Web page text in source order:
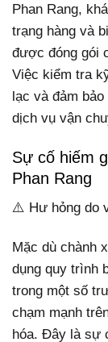
Phan Rang,
trạng hàng và
được đóng gói
Việc kiểm tra
lạc và đảm
dịch vụ vận
Sự cố hiếm
Phan Rang
⚠️ Hư hỏng do
Mặc dù chành
dụng quy trình
trong một số
chạm mạnh
hóa. Đây là sự